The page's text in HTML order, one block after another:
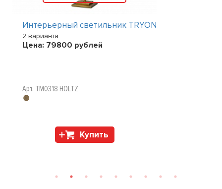
Интерьерный светильник TRYON
2 варианта
Цена: 79800 рублей
Арт. TM0318 HOLTZ
Купить